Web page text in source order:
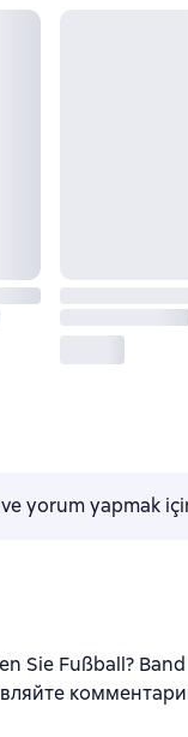
yorum yapmak
Sie Fußball?